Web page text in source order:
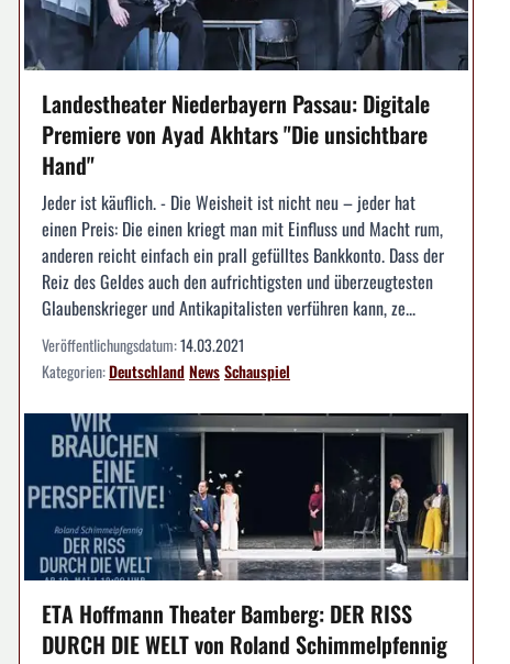
Landestheater Niederbayern Passau: Digitale
Premiere von Ayad Akhtars "Die unsichtbare
Hand"
Jeder ist käuflich. - Die Weisheit ist nicht neu – jeder hat
einen Preis: Die einen kriegt man mit Einfluss und Macht rum,
anderen reicht einfach ein prall gefülltes Bankkonto. Dass der
Reiz des Geldes auch den aufrichtigsten und überzeugtesten
Glaubenskrieger und Antikapitalisten verführen kann, ze...
Veröffentlichungsdatum:14.03.2021
Kategorien:DeutschlandNewsSchauspiel
ETA Hoffmann Theater Bamberg: DER RISS
DURCH DIE WELT von Roland Schimmelpfennig